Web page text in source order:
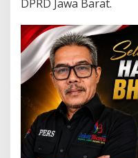
c
a
b
u
t
a
n
M
r
a
DPRD Jawa Barat.